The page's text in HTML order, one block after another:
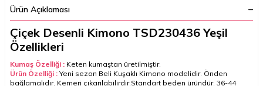
Ürün Açıklaması
Çiçek Desenli Kimono TSD230436 Yeşil
Özellikleri
Kumaş Özelliği : Keten kumaştan üretilmiştir.
Ürün Özelliği : Yeni sezon Beli Kuşaklı Kimono modelidir. Önden
bağlamalıdır. Kemeri çıkarılabilirdir. Standart beden üründür. 36-44